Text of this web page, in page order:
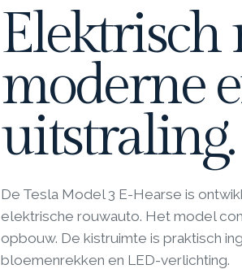
Elektrisch
moderne
uitstraling.
De Tesla Model 3 E-Hearse is
elektrische rouwauto. Het model
opbouw. De kistruimte is praktisch
bloemenrekken en LED-verlichting.